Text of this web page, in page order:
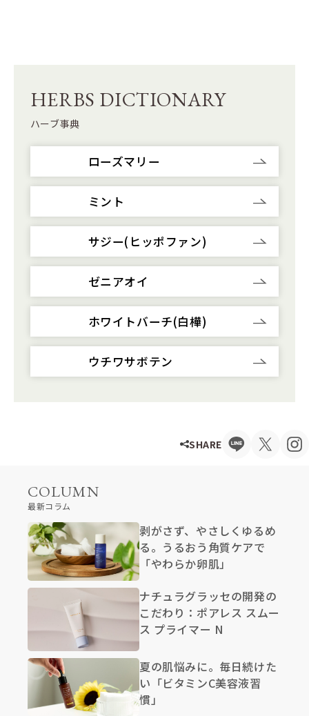
SHARE
COLUMN
最新コラム
剥がさず、やさしくゆるめ
る。うるおう角質ケアで
「やわらか卵肌」
ナチュラグラッセの開発の
こだわり：ポアレス スムー
ス プライマー N
夏の肌悩みに。毎日続けた
い「ビタミンC美容液習
慣」